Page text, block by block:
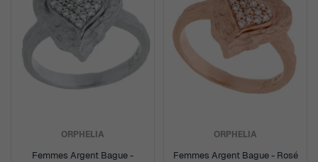
ORPHELIA
Femmes Argent Bague -
ORPHELIA
Femmes Argent Bague - Rosé